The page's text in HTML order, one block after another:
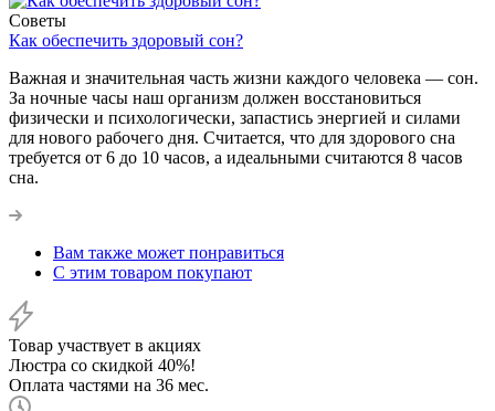
Советы
Как обеспечить здоровый сон?
Важная и значительная часть жизни каждого человека — сон.
За ночные часы наш организм должен восстановиться
физически и психологически, запастись энергией и силами
для нового рабочего дня. Считается, что для здорового сна
требуется от 6 до 10 часов, а идеальными считаются 8 часов
сна.
Вам также может понравиться
С этим товаром покупают
Товар участвует в акциях
Люстра со скидкой 40%!
Оплата частями на 36 мес.